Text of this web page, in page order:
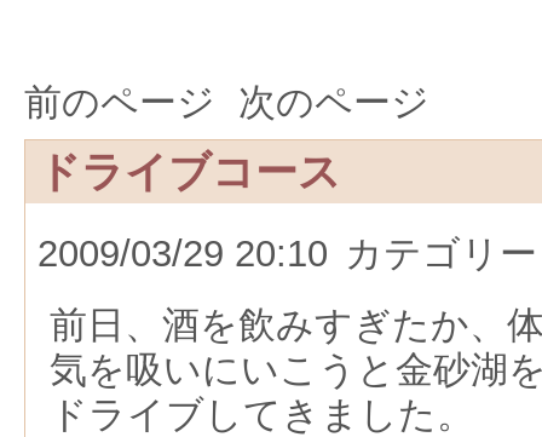
前のページ 次のページ
ドライブコース
2009/03/29 20:10 カテゴリ
前日、酒を飲みすぎたか、
気を吸いにいこうと金砂湖
ドライブしてきました。